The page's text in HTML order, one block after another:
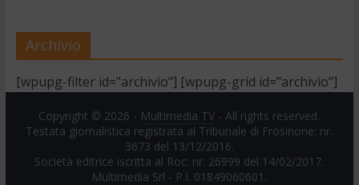
Archivio
[wpupg-filter id="archivio"] [wpupg-grid id="archivio"]
Copyright © 2026 - Multimedia TV - All rights reserved.
Testata giornalistica registrata al Tribunale di Frosinone: nr.
3673 del 13/12/2016.
Società editrice iscritta al Roc: nr. 26999 del 14/02/2017.
Multimedia Srl - P.I. 01849060601.